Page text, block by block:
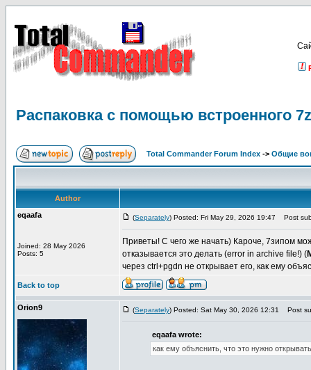
Распаковка с помощью встроенного
Total Commander Forum Index -> Общие
Author
eqaafa
Joined: 28 May 2026
Posts: 5
(Separately) Posted: Fri May 29, 2026 19:47 Post
Приветы! С чего же начать) Кароче, 7зипом
отказывается это делать (error in archive file!) (
через ctrl+pgdn не открывает его, как ему
Back to top
Orion9 (Separately) Posted: Sat May 30, 2026 12:31 Post
eqaafa wrote:
как ему объяснить, что это нужно